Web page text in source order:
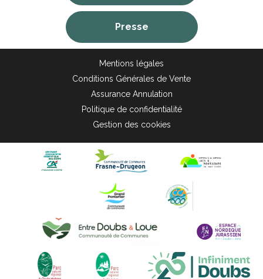
Presse
Mentions légales
Conditions Générales de Vente
Assurance Annulation
Politique de confidentialité
Gestion des cookies